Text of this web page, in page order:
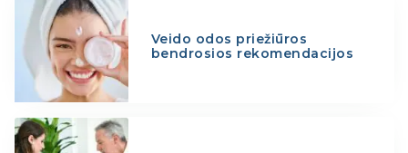
Veido odos priežiūros
bendrosios rekomendacijos